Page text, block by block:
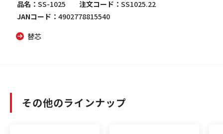
品名 SS-1025 注文コード
SS1025.22
JANコード
4902778815540
替芯
その他のラインナップ